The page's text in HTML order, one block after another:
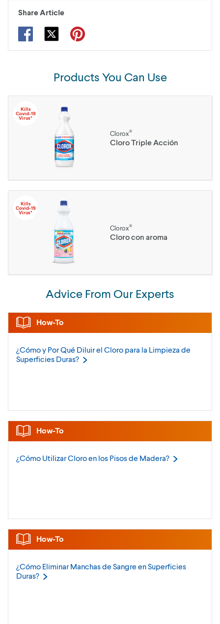
Share Article
Products You Can Use
Kills
Covid-19
Virus*
Clorox®
Cloro Triple Acción
Kills
Covid-19
Virus*
Clorox®
Cloro con aroma
Advice From Our Experts
How-To
¿Cómo y Por Qué Diluir el Cloro para la Limpieza de
Superficies Duras?
How-To
¿Cómo Utilizar Cloro en los Pisos de Madera?
How-To
¿Cómo Eliminar Manchas de Sangre en Superficies
Duras?